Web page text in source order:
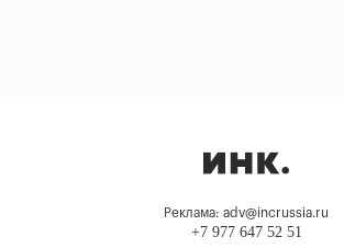
Реклама: adv@incrussia.ru
+7 977 647 52 51